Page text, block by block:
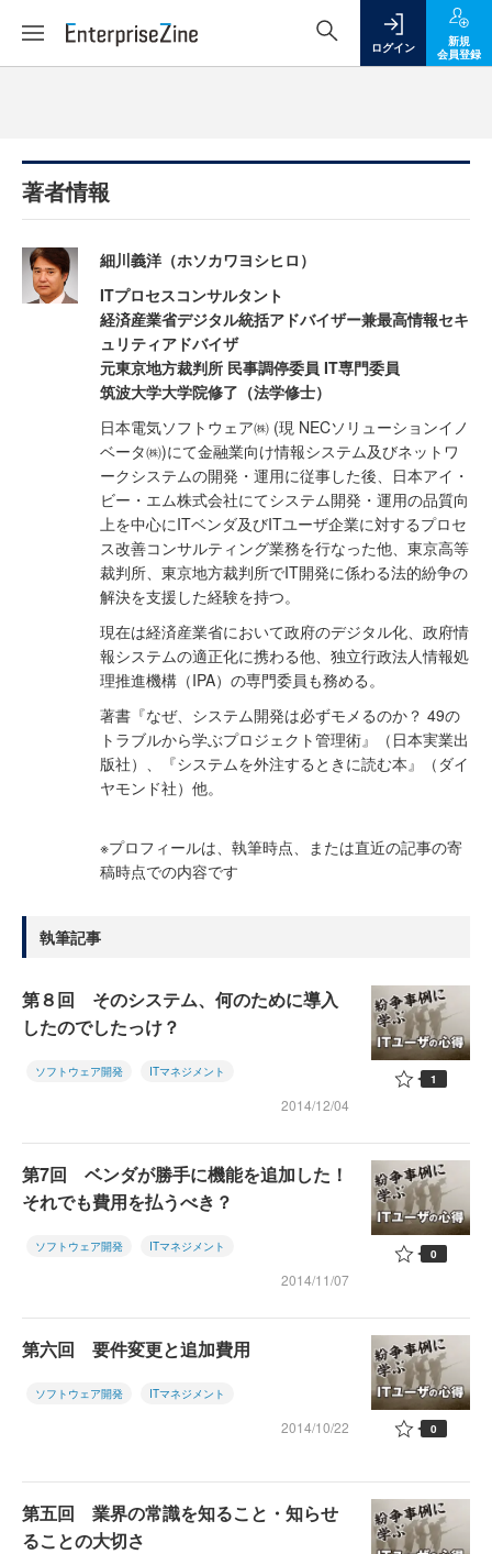
ログイン
新規
会員登録
著者情報
細川義洋（ホソカワヨシヒロ）
ITプロセスコンサルタント
経済産業省デジタル統括アドバイザー兼最高情報セキ
ュリティアドバイザ
元東京地方裁判所 民事調停委員 IT専門委員
筑波大学大学院修了（法学修士）
日本電気ソフトウェア㈱ (現 NECソリューションイノ
ベータ㈱)にて金融業向け情報システム及びネットワ
ークシステムの開発・運用に従事した後、日本アイ・
ビー・エム株式会社にてシステム開発・運用の品質向
上を中心にITベンダ及びITユーザ企業に対するプロセ
ス改善コンサルティング業務を行なった他、東京高等
裁判所、東京地方裁判所でIT開発に係わる法的紛争の
解決を支援した経験を持つ。
現在は経済産業省において政府のデジタル化、政府情
報システムの適正化に携わる他、独立行政法人情報処
理推進機構（IPA）の専門委員も務める。
著書『なぜ、システム開発は必ずモメるのか？ 49の
トラブルから学ぶプロジェクト管理術』（日本実業出
版社）、『システムを外注するときに読む本』（ダイ
ヤモンド社）他。
※プロフィールは、執筆時点、または直近の記事の寄
稿時点での内容です
執筆記事
第８回 そのシステム、何のために導入
したのでしたっけ？
ソフトウェア開発 ITマネジメント
2014/12/04
1
第7回 ベンダが勝手に機能を追加した！
それでも費用を払うべき？
ソフトウェア開発 ITマネジメント
2014/11/07
0
第六回 要件変更と追加費用
ソフトウェア開発 ITマネジメント
2014/10/22 0
第五回 業界の常識を知ること・知らせ
ることの大切さ